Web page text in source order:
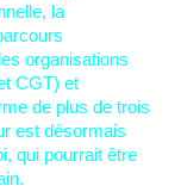
la
organisations
CGT) et
de plus de trois
est désormais
qui pourrait être